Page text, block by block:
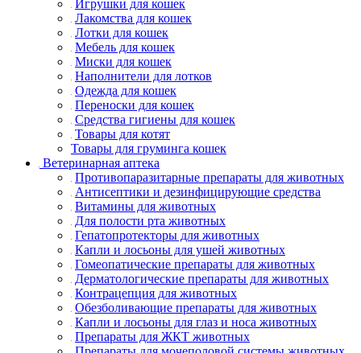
Игрушки для кошек
Лакомства для кошек
Лотки для кошек
Мебель для кошек
Миски для кошек
Наполнители для лотков
Одежда для кошек
Переноски для кошек
Средства гигиены для кошек
Товары для котят
Товары для груминга кошек
Ветеринарная аптека
Противопаразитарные препараты для животных
Антисептики и дезинфицирующие средства
Витамины для животных
Для полости рта животных
Гепатопротекторы для животных
Капли и лосьоны для ушей животных
Гомеопатические препараты для животных
Дерматологические препараты для животных
Контрацепция для животных
Обезболивающие препараты для животных
Капли и лосьоны для глаз и носа животных
Препараты для ЖКТ животных